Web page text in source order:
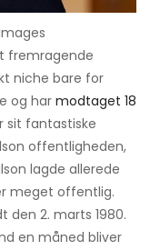
fremragende
niche bare for
og har modtaget 18
sit fantastiske
offentligheden,
lagde allerede
meget offentlig.
den 2. marts 1980.
en måned bliver